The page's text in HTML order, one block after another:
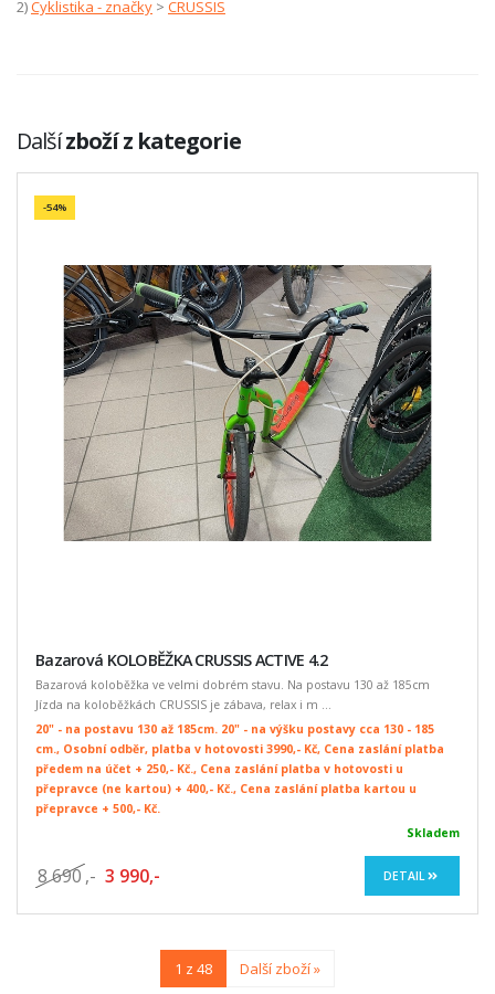
2)Cyklistika - značky > CRUSSIS
Dalšízboží z kategorie
-54%
Bazarová KOLOBĚŽKA CRUSSIS ACTIVE 4.2
Bazarová koloběžka ve velmi dobrém stavu. Na postavu 130 až 185cm
Jízda na koloběžkách CRUSSIS je zábava, relax i m ...
20" - na postavu 130 až 185cm. 20" - na výšku postavy cca 130 - 185
cm., Osobní odběr, platba v hotovosti 3990,- Kč, Cena zaslání platba
předem na účet + 250,- Kč., Cena zaslání platba v hotovosti u
přepravce (ne kartou) + 400,- Kč., Cena zaslání platba kartou u
přepravce + 500,- Kč.
Skladem
8 690 ,- 3 990,- DETAIL
1 z 48 Další zboží »